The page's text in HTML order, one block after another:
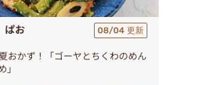
ぱお 08/04 更新
おかず！「ゴーヤとちくわのめん
」